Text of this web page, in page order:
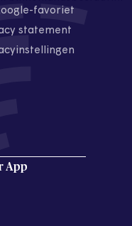
favoriet
statement
App